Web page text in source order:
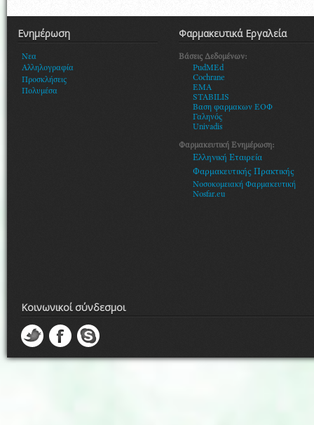
Ενημέρωση
Νεα
Αλληλογραφία
Προσκλήσεις
Πολυμέσα
Φαρμακευτικά Εργαλεία
Βάσεις Δεδομένων:
PudMEd
Cochrane
EMA
STABILIS
Βαση φαρμακων ΕΟΦ
Γαληνός
Univadis
Φαρμακευτική Ενημέρωση:
Ελληνική Εταιρεία
Φαρμακευτικής Πρακτικής
Νοσοκομειακή Φαρμακευτική
Nosfar.eu
Κοινωνικοί σύνδεσμοι